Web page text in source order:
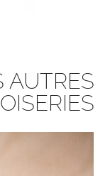
AUTRES